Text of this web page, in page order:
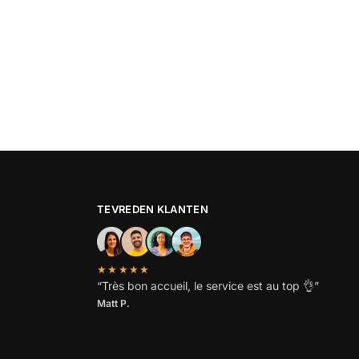
TEVREDEN KLANTEN
★★★★★
“Très bon accueil, le service est au top 👌”
Matt P.